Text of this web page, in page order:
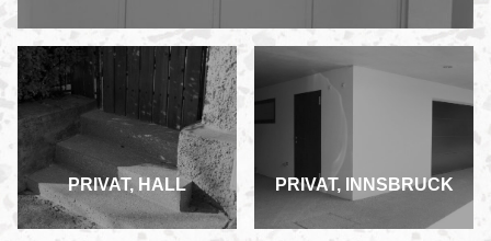
PRIVAT, HALL PRIVAT, INNSBRUCK